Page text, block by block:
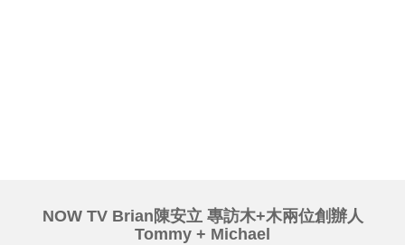
NOW TV Brian陳安立 專訪木+木兩位創辦人
Tommy + Michael